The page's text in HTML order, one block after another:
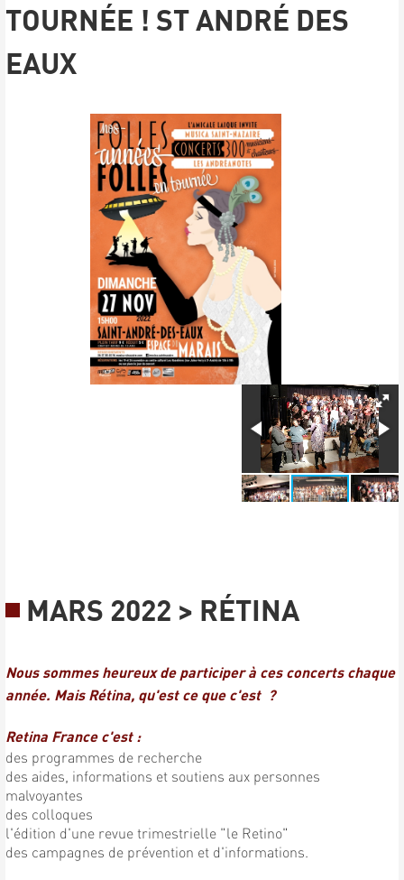
TOURNÉE ! ST ANDRÉ DES
EAUX
MARS 2022 > RÉTINA
Nous sommes heureux de participer à ces concerts chaque
année. Mais Rétina, qu'est ce que c'est ?
Retina France c'est :
des programmes de recherche
des aides, informations et soutiens aux personnes
malvoyantes
des colloques
l'édition d'une revue trimestrielle "le Retino"
des campagnes de prévention et d'informations.